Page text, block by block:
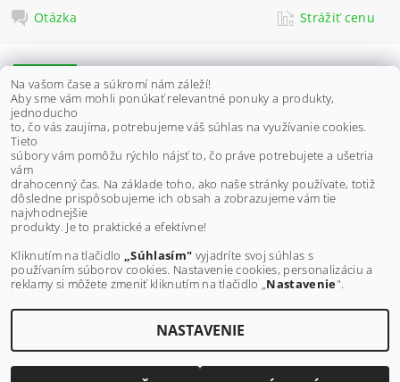
Otázka
Strážiť cenu
POPIS
DISKUSIA
Vhodné pre modely:
ACCESS MAX
Buďte prvý, kto napíše príspevok k tejto položke.
2026 ©MAXMOTO.SK, všetky práva vyhradenéUpraviť nastavenie cookies
Na vašom čase a súkromí nám záleží!
Aby sme vám mohli ponúkať relevantné ponuky a produkty,
jednoducho
to, čo vás zaujíma, potrebujeme váš súhlas na využívanie cookies.
Tieto
súbory vám pomôžu rýchlo nájsť to, čo práve potrebujete a ušetria
vám
drahocenný čas. Na základe toho, ako naše stránky používate, totiž
dôsledne prispôsobujeme ich obsah a zobrazujeme vám tie
najvhodnejšie
produkty. Je to praktické a efektívne!
Kliknutím na tlačidlo „Súhlasím" vyjadríte svoj súhlas s
používaním súborov cookies. Nastavenie cookies, personalizáciu a
reklamy si môžete zmeniť kliknutím na tlačidlo „Nastavenie".
NASTAVENIE